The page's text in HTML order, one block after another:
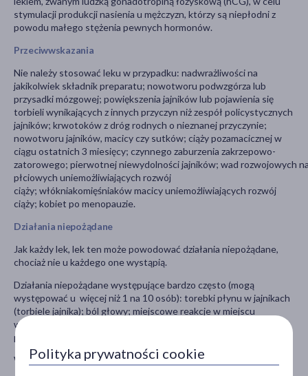
stymulacji produkcji nasienia u mężczyzn, którzy są niepłodni z
powodu małego stężenia pewnych hormonów.
Przeciwwskazania
Nie należy stosować leku w przypadku: nadwrażliwości na
jakikolwiek składnik preparatu; nowotworu podwzgórza lub
przysadki mózgowej; powiększenia jajników lub pojawienia się
torbieli wynikających z innych przyczyn niż zespół policystycznych
jajników; krwotoków z dróg rodnych o nieznanej przyczynie;
nowotworu jajników, macicy czy sutków; ciąży pozamacicznej w
ciągu ostatnich 3 miesięcy; czynnego zaburzenia zakrzepowo-
zatorowego; pierwotnej niewydolności jajników; wad rozwojowych
płciowych uniemożliwiających rozwój
ciąży; włókniakomięśniaków macicy uniemożliwiających rozwój
ciąży; kobiet po menopauzie.
Działania niepożądane
Jak każdy lek, lek ten może powodować działania niepożądane,
chociaż nie u każdego one wystąpią.
Działania niepożądane występujące bardzo często (mogą
występować u więcej niż 1 na 10 osób): torebki płynu w jajnikach
(torbiele jajnika); ból głowy; miejscowe reakcje w miejscu
wstrzyknięcia, jak np. ból, zaczerwienienie, zasinienie, obrzęk i/lub
podrażnienie.
Więcej informacji w ulotce dołączonej do leku.
Polityka prywatności cookie